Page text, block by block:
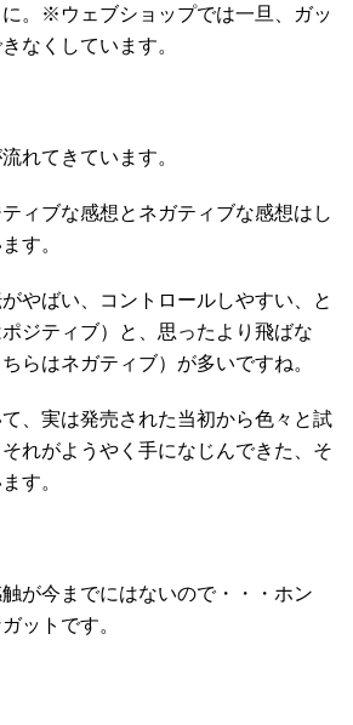
。※ウェブショップでは一旦、ガッ
なくしています。
れてきています。
ィブな感想とネガティブな感想はし
す。
やばい、コントロールしやすい、と
ジティブ）と、思ったより飛ばな
らはネガティブ）が多いですね。
、実は発売された当初から色々と試
れがようやく手になじんできた、そ
す。
が今までにはないので・・・ホン
ットです。